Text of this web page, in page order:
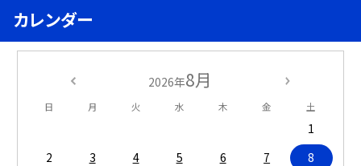
カレンダー
2026年8月
日 月 火 水 木 金 土
1
2
3 4 5 6 7
8